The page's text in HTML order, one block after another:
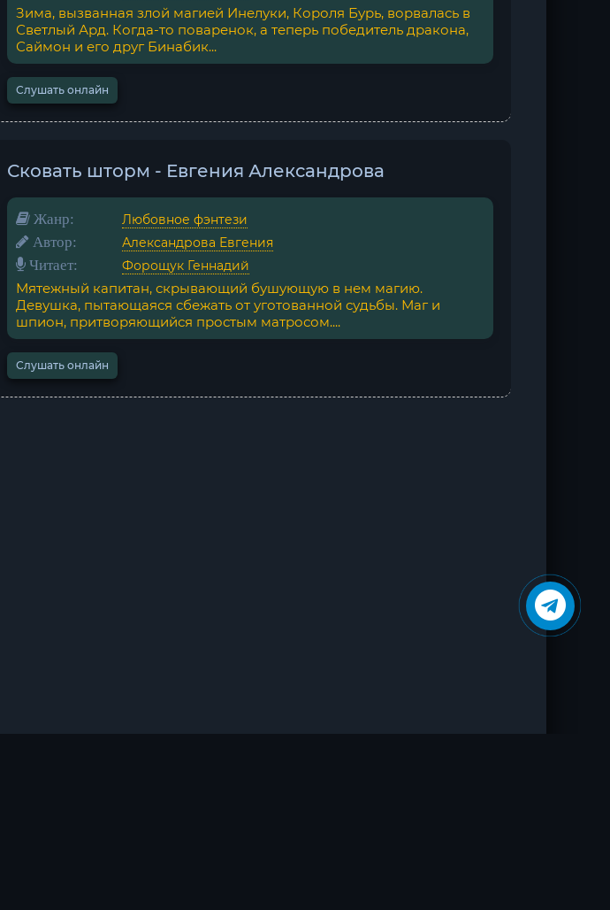
Зима, вызванная злой магией Инелуки, Короля Бурь, ворвалась в
Светлый Ард. Когда-то поваренок, а теперь победитель дракона,
Саймон и его друг Бинабик...
Слушать онлайн
Сковать шторм - Евгения Александрова
Жанр: Любовное фэнтези
Автор: Александрова Евгения
Читает: Форощук Геннадий
Мятежный капитан, скрывающий бушующую в нем магию.
Девушка, пытающаяся сбежать от уготованной судьбы. Маг и
шпион, притворяющийся простым матросом....
Слушать онлайн